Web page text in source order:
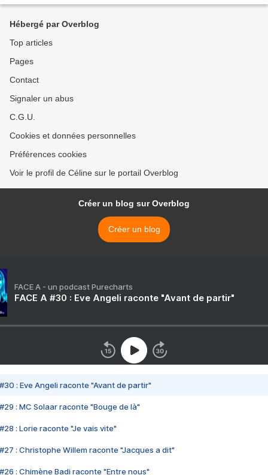
Hébergé par Overblog
Top articles
Pages
Contact
Signaler un abus
C.G.U.
Cookies et données personnelles
Préférences cookies
Voir le profil de Céline sur le portail Overblog
Créer un blog sur Overblog
Créer un blog
FACE A - un podcast Purecharts
FACE A #30 : Eve Angeli raconte "Avant de partir"
#30 : Eve Angeli raconte "Avant de partir"
#29 : MC Solaar raconte "Bouge de là"
#28 : Lorie raconte "Je vais vite"
#27 : Christophe Willem raconte "Jacques a dit"
#26 : Chimène Badi raconte "Entre nous"